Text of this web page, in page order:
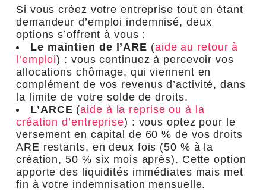
Si vous créez votre entreprise tout en étant
demandeur d’emploi indemnisé, deux
options s’offrent à vous :
Le maintien de l’ARE (aide au retour à
l’emploi) : vous continuez à percevoir vos
allocations chômage, qui viennent en
complément de vos revenus d’activité, dans
la limite de votre solde de droits.
L’ARCE (aide à la reprise ou à la
création d’entreprise) : vous optez pour le
versement en capital de 60 % de vos droits
ARE restants, en deux fois (50 % à la
création, 50 % six mois après). Cette option
apporte des liquidités immédiates mais met
fin à votre indemnisation mensuelle.